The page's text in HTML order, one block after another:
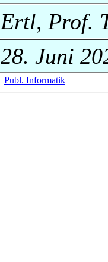
Ertl, Prof.
28. Juni
Publ. Informatik